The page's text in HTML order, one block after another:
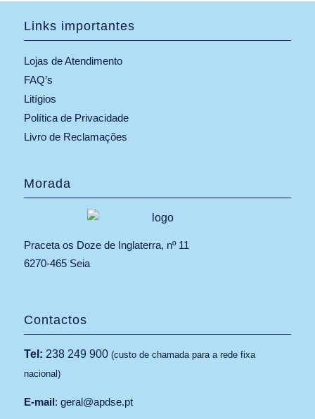
Links importantes
Lojas de Atendimento
FAQ’s
Litígios
Política de Privacidade
Livro de Reclamações
Morada
Praceta os Doze de Inglaterra, nº 11
6270-465 Seia
Contactos
Tel: 238 249 900(custo de chamada para a rede fixa
nacional)
E-mail: geral@apdse.pt